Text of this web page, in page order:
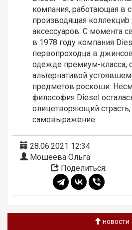
компания, работающая в
производящая
аксессуаров. С момента
в 1978 году компания
первопроходца в
одежде премиум-класса,
альтернативой
предметов роскоши.
философия Diesel
олицетворяющий
самовыражение.
28.06.2021 12:34
Мошеева Ольга
Поделиться:
новости